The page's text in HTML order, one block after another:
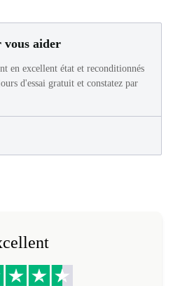
vous aider
en excellent état et reconditionnés
d'essai gratuit et constatez par